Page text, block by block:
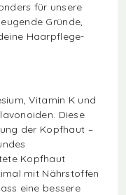
für unsere
Gründe,
Haarpflege-
Vitamin K und
Diese
der Kopfhaut –
Kopfhaut
mit Nährstoffen
eine bessere